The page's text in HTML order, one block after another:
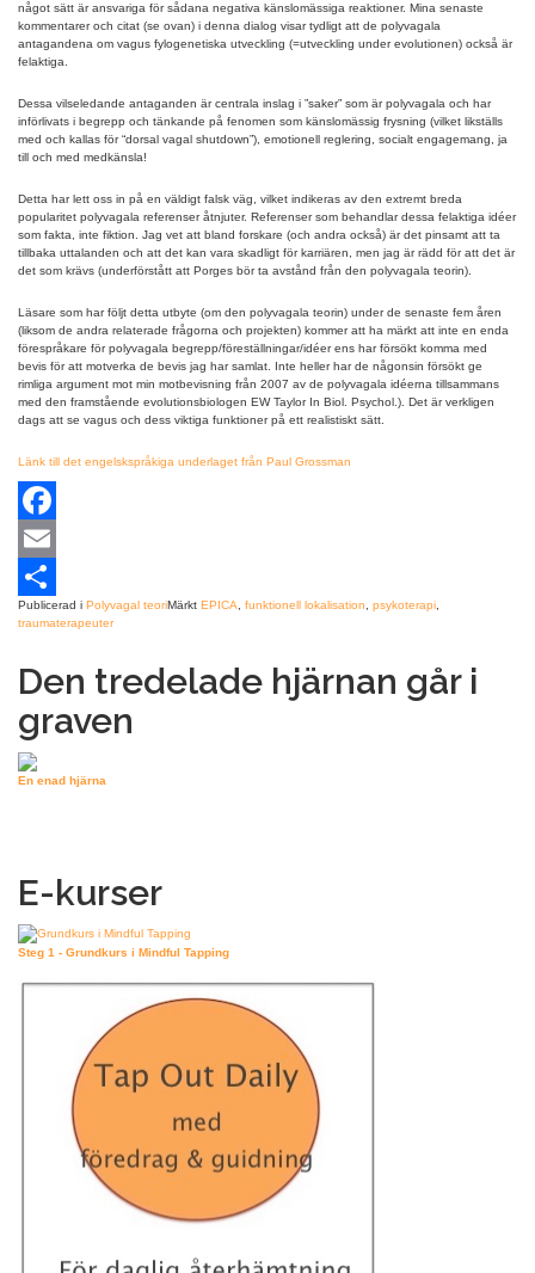
något sätt är ansvariga för sådana negativa känslomässiga reaktioner. Mina senaste
kommentarer och citat (se ovan) i denna dialog visar tydligt att de polyvagala
antagandena om vagus fylogenetiska utveckling (=utveckling under evolutionen) också är
felaktiga.
Dessa vilseledande antaganden är centrala inslag i ”saker” som är polyvagala och har
införlivats i begrepp och tänkande på fenomen som känslomässig frysning (vilket likställs
med och kallas för “dorsal vagal shutdown”), emotionell reglering, socialt engagemang, ja
till och med medkänsla!
Detta har lett oss in på en väldigt falsk väg, vilket indikeras av den extremt breda
popularitet polyvagala referenser åtnjuter. Referenser som behandlar dessa felaktiga idéer
som fakta, inte fiktion. Jag vet att bland forskare (och andra också) är det pinsamt att ta
tillbaka uttalanden och att det kan vara skadligt för karriären, men jag är rädd för att det är
det som krävs (underförstått att Porges bör ta avstånd från den polyvagala teorin).
Läsare som har följt detta utbyte (om den polyvagala teorin) under de senaste fem åren
(liksom de andra relaterade frågorna och projekten) kommer att ha märkt att inte en enda
förespråkare för polyvagala begrepp/föreställningar/idéer ens har försökt komma med
bevis för att motverka de bevis jag har samlat. Inte heller har de någonsin försökt ge
rimliga argument mot min motbevisning från 2007 av de polyvagala idéerna tillsammans
med den framstående evolutionsbiologen EW Taylor In Biol. Psychol.). Det är verkligen
dags att se vagus och dess viktiga funktioner på ett realistiskt sätt.
Länk till det engelskspråkiga underlaget från Paul Grossman
Facebook
Email
Publicerad i Polyvagal teoriMärkt EPICA, funktionell lokalisation, psykoterapi,
traumaterapeuter
Den tredelade hjärnan går i
graven
En enad hjärna
E-kurser
Steg 1 - Grundkurs i Mindful Tapping